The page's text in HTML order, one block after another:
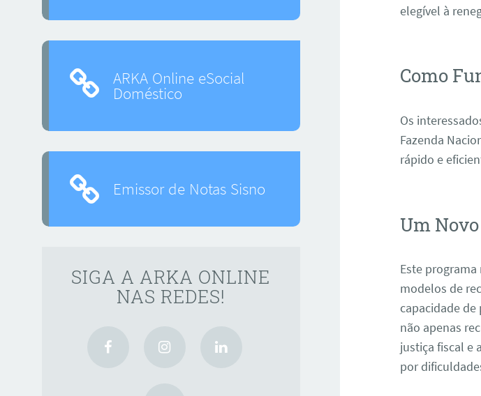
elegível à
Como
Os
Fazenda
rápido e
Um
Este
modelos de
capacidade
não apenas
justiça fiscal e
por
ARKA Online eSocial
Doméstico
Emissor de Notas Sisno
SIGA A ARKA ONLINE
NAS REDES!